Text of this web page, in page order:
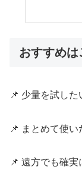
おすすめは
📌 少量を試し
📌 まとめて使
📌 遠方でも確